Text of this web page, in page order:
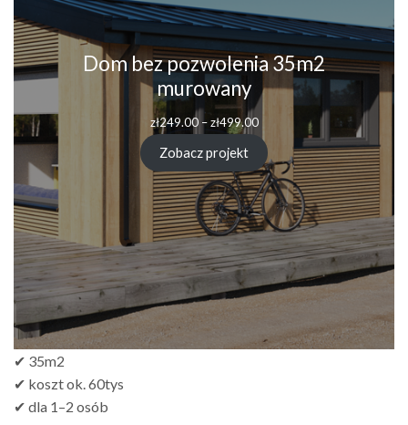
Dom bez pozwolenia 35m2
murowany
zł249.00 – zł499.00Zakres
od
zł249.00
do
zł499.00
Zobacz projekt
✔ 35m2
✔ koszt ok. 60tys
✔ dla 1–2 osób